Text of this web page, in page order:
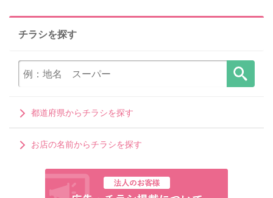
チラシを探す
都道府県からチラシを探す
お店の名前からチラシを探す